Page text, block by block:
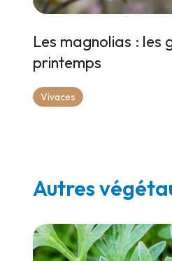
Les magnolias : les
printemps
Vivaces
Autres